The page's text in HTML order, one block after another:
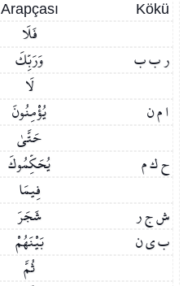
Kökü
Arapçası
فَلَا
ر ب ب وَرَبِّكَ
لَا
ا م ن
يُؤْمِنُونَ
حَتَّىٰ
ح ك م يُحَكِّمُوكَ
فِيمَا
ش ج ر شَجَرَ
ب ي ن بَيْنَهُمْ
ثُمَّ